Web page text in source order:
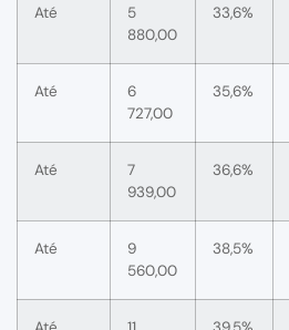
Até
5
880,00
33,6%
Até
6
727,00
35,6%
Até
7
939,00
36,6%
Até
9
560,00
38,5%